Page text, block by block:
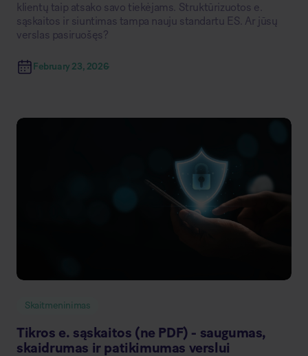
klientų taip atsako savo tiekėjams. Struktūrizuotos e.
sąskaitos ir siuntimas tampa nauju standartu ES. Ar jūsų
verslas pasiruošęs?
February 23, 2026
Skaitmeninimas
Tikros e. sąskaitos (ne PDF) - saugumas,
skaidrumas ir patikimumas verslui